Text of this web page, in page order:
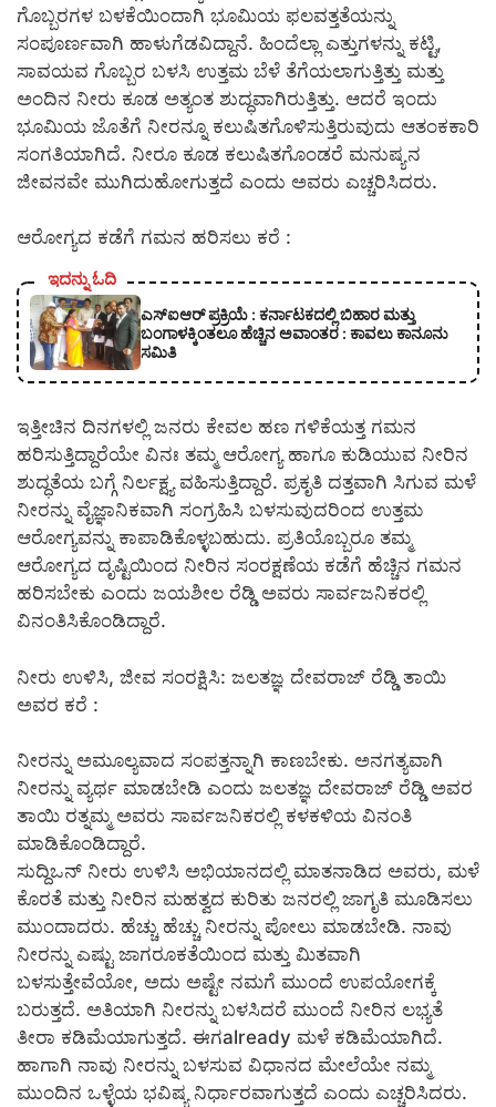
ಗೊಬ್ಬರಗಳ ಬಳಕೆಯಿಂದಾಗಿ ಭೂಮಿಯ ಫಲವತ್ತತೆಯನ್ನು
ಸಂಪೂರ್ಣವಾಗಿ ಹಾಳುಗೆಡವಿದ್ದಾನೆ. ಹಿಂದೆಲ್ಲಾ ಎತ್ತುಗಳನ್ನು ಕಟ್ಟಿ,
ಸಾವಯವ ಗೊಬ್ಬರ ಬಳಸಿ ಉತ್ತಮ ಬೆಳೆ ತೆಗೆಯಲಾಗುತ್ತಿತ್ತು ಮತ್ತು
ಅಂದಿನ ನೀರು ಕೂಡ ಅತ್ಯಂತ ಶುದ್ಧವಾಗಿರುತ್ತಿತ್ತು. ಆದರೆ ಇಂದು
ಭೂಮಿಯ ಜೊತೆಗೆ ನೀರನ್ನೂ ಕಲುಷಿತಗೊಳಿಸುತ್ತಿರುವುದು ಆತಂಕಕಾರಿ
ಸಂಗತಿಯಾಗಿದೆ. ನೀರೂ ಕೂಡ ಕಲುಷಿತಗೊಂಡರೆ ಮನುಷ್ಯನ
ಜೀವನವೇ ಮುಗಿದುಹೋಗುತ್ತದೆ ಎಂದು ಅವರು ಎಚ್ಚರಿಸಿದರು.
ಆರೋಗ್ಯದ ಕಡೆಗೆ ಗಮನ ಹರಿಸಲು ಕರೆ :
ಇದನ್ನು ಓದಿ
ಎಸ್‍ಐಆರ್ ಪ್ರಕ್ರಿಯೆ : ಕರ್ನಾಟಕದಲ್ಲಿ ಬಿಹಾರ ಮತ್ತು
ಬಂಗಾಳಕ್ಕಿಂತಲೂ ಹೆಚ್ಚಿನ ಅವಾಂತರ : ಕಾವಲು ಕಾನೂನು
ಸಮಿತಿ
ಇತ್ತೀಚಿನ ದಿನಗಳಲ್ಲಿ ಜನರು ಕೇವಲ ಹಣ ಗಳಿಕೆಯತ್ತ ಗಮನ
ಹರಿಸುತ್ತಿದ್ದಾರೆಯೇ ವಿನಃ ತಮ್ಮ ಆರೋಗ್ಯ ಹಾಗೂ ಕುಡಿಯುವ ನೀರಿನ
ಶುದ್ಧತೆಯ ಬಗ್ಗೆ ನಿರ್ಲಕ್ಷ್ಯ ವಹಿಸುತ್ತಿದ್ದಾರೆ. ಪ್ರಕೃತಿ ದತ್ತವಾಗಿ ಸಿಗುವ ಮಳೆ
ನೀರನ್ನು ವೈಜ್ಞಾನಿಕವಾಗಿ ಸಂಗ್ರಹಿಸಿ ಬಳಸುವುದರಿಂದ ಉತ್ತಮ
ಆರೋಗ್ಯವನ್ನು ಕಾಪಾಡಿಕೊಳ್ಳಬಹುದು. ಪ್ರತಿಯೊಬ್ಬರೂ ತಮ್ಮ
ಆರೋಗ್ಯದ ದೃಷ್ಟಿಯಿಂದ ನೀರಿನ ಸಂರಕ್ಷಣೆಯ ಕಡೆಗೆ ಹೆಚ್ಚಿನ ಗಮನ
ಹರಿಸಬೇಕು ಎಂದು ಜಯಶೀಲ ರೆಡ್ಡಿ ಅವರು ಸಾರ್ವಜನಿಕರಲ್ಲಿ
ವಿನಂತಿಸಿಕೊಂಡಿದ್ದಾರೆ.
ನೀರು ಉಳಿಸಿ, ಜೀವ ಸಂರಕ್ಷಿಸಿ: ಜಲತಜ್ಞ ದೇವರಾಜ್ ರೆಡ್ಡಿ ತಾಯಿ
ಅವರ ಕರೆ :
ನೀರನ್ನು ಅಮೂಲ್ಯವಾದ ಸಂಪತ್ತನ್ನಾಗಿ ಕಾಣಬೇಕು. ಅನಗತ್ಯವಾಗಿ
ನೀರನ್ನು ವ್ಯರ್ಥ ಮಾಡಬೇಡಿ ಎಂದು ಜಲತಜ್ಞ ದೇವರಾಜ್ ರೆಡ್ಡಿ ಅವರ
ತಾಯಿ ರತ್ನಮ್ಮ ಅವರು ಸಾರ್ವಜನಿಕರಲ್ಲಿ ಕಳಕಳಿಯ ವಿನಂತಿ
ಮಾಡಿಕೊಂಡಿದ್ದಾರೆ.
ಸುದ್ದಿಒನ್ ನೀರು ಉಳಿಸಿ ಅಭಿಯಾನದಲ್ಲಿ ಮಾತನಾಡಿದ ಅವರು, ಮಳೆ
ಕೊರತೆ ಮತ್ತು ನೀರಿನ ಮಹತ್ವದ ಕುರಿತು ಜನರಲ್ಲಿ ಜಾಗೃತಿ ಮೂಡಿಸಲು
ಮುಂದಾದರು. ಹೆಚ್ಚು ಹೆಚ್ಚು ನೀರನ್ನು ಪೋಲು ಮಾಡಬೇಡಿ. ನಾವು
ನೀರನ್ನು ಎಷ್ಟು ಜಾಗರೂಕತೆಯಿಂದ ಮತ್ತು ಮಿತವಾಗಿ
ಬಳಸುತ್ತೇವೆಯೋ, ಅದು ಅಷ್ಟೇ ನಮಗೆ ಮುಂದೆ ಉಪಯೋಗಕ್ಕೆ
ಬರುತ್ತದೆ. ಅತಿಯಾಗಿ ನೀರನ್ನು ಬಳಸಿದರೆ ಮುಂದೆ ನೀರಿನ ಲಭ್ಯತೆ
ತೀರಾ ಕಡಿಮೆಯಾಗುತ್ತದೆ. ಈಗalready ಮಳೆ ಕಡಿಮೆಯಾಗಿದೆ.
ಹಾಗಾಗಿ ನಾವು ನೀರನ್ನು ಬಳಸುವ ವಿಧಾನದ ಮೇಲೆಯೇ ನಮ್ಮ
ಮುಂದಿನ ಒಳ್ಳೆಯ ಭವಿಷ್ಯ ನಿರ್ಧಾರವಾಗುತ್ತದೆ ಎಂದು ಎಚ್ಚರಿಸಿದರು.